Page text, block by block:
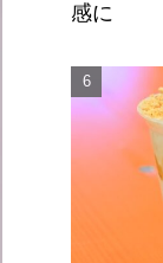
感に